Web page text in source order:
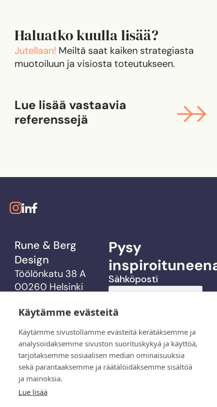
Käytämme evästeitä
Käytämme sivustollamme evästeitä kerätäksemme ja
analysoidaksemme sivuston suorituskykyä ja käyttöä,
tarjotaksemme sosiaalisen median ominaisuuksia
sekä parantaaksemme ja räätälöidäksemme sisältöä
ja mainoksia.
Lue lisää
Haluatko kuulla lisää?
Jutellaan! Meiltä saat kaiken strategiasta
muotoiluun ja visiosta toteutukseen.
Lue lisää vastaavia
referenssejä
Rune & Berg
Design
Töölönkatu 38 A
00260 Helsinki
info@rbdesign.fi
palvelut
referenssit
me
Pysy